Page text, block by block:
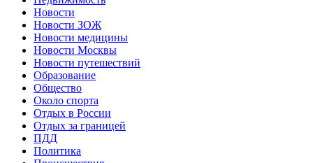
Новости
Новости ЗОЖ
Новости медицины
Новости Москвы
Новости путешествий
Образование
Общество
Около спорта
Отдых в России
Отдых за границей
ПДД
Политика